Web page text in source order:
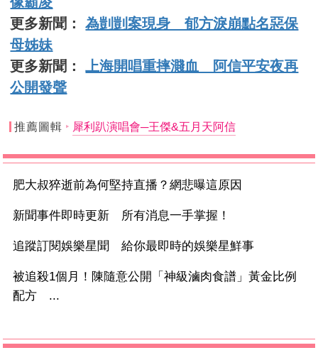
更多新聞：為剴剴案現身 郁方淚崩點名惡保
母姊妹
更多新聞：上海開唱重摔濺血 阿信平安夜再
公開發聲
推薦圖輯 犀利趴演唱會─王傑&五月天阿信
肥大叔猝逝前為何堅持直播？網悲曝這原因
新聞事件即時更新 所有消息一手掌握！
追蹤訂閱娛樂星聞 給你最即時的娛樂星鮮事
被追殺1個月！陳隨意公開「神級滷肉食譜」黃金比例
配方 ...